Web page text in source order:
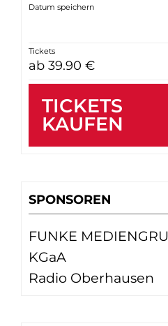
Datum speichern
Tickets
ab 39.90 €
TICKETS
KAUFEN
SPONSOREN
FUNKE
KGaA
Radio Oberhausen